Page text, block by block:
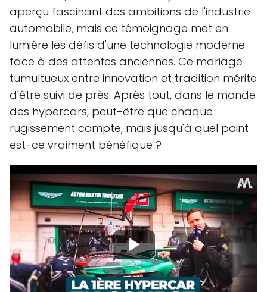
aperçu fascinant des ambitions de l'industrie
automobile, mais ce témoignage met en
lumière les défis d'une technologie moderne
face à des attentes anciennes. Ce mariage
tumultueux entre innovation et tradition mérite
d'être suivi de près. Après tout, dans le monde
des hypercars, peut-être que chaque
rugissement compte, mais jusqu'à quel point
est-ce vraiment bénéfique ?